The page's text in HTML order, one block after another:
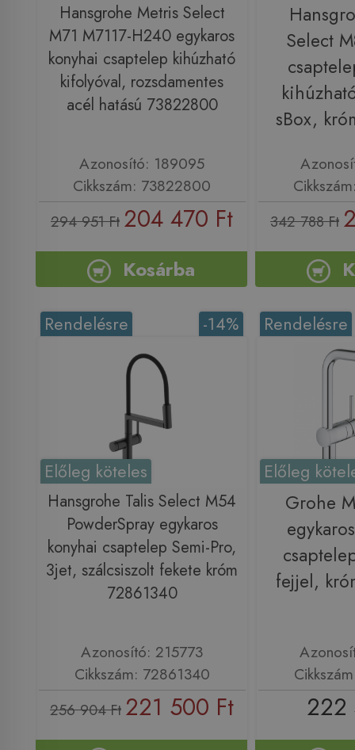
Hansgrohe Metris Select
M71 M7117-H240 egykaros
konyhai csaptelep kihúzható
kifolyóval, rozsdamentes
acél hatású 73822800
Azonosító: 189095
Cikkszám: 73822800
294 951 Ft 204 470 Ft
Kosárba
Select
sBox,
342 788 Ft
-14%
Rendelésre
Előleg köteles
Hansgrohe Talis Select M54
PowderSpray egykaros
konyhai csaptelep Semi-Pro,
3jet, szálcsiszolt fekete króm
72861340
Azonosító: 215773
Cikkszám: 72861340
256 904 Ft 221 500 Ft
Rendelésre
Előleg
Grohe
fejjel,
222